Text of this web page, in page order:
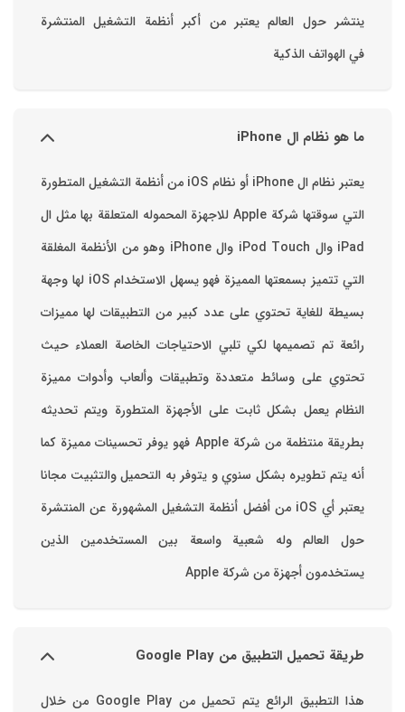
ينتشر حول العالم يعتبر من أكبر أنظمة التشغيل المنتشرة
في الهواتف الذكية
ما هو نظام ال iPhone
يعتبر نظام ال iPhone أو نظام iOS من أنظمة التشغيل المتطورة
التي سوقتها شركة Apple للاجهزة المحموله المتعلقة بها مثل ال
iPad وال iPod Touch وال iPhone وهو من الأنظمة المغلقة
التي تتميز بسمعتها المميزة فهو يسهل الاستخدام ‏iOS لها وجهة
بسيطة للغاية تحتوي على عدد كبير من التطبيقات لها مميزات
رائعة تم تصميمها لكي تلبي الاحتياجات الخاصة العملاء حيث
تحتوي على وسائط متعددة وتطبيقات وألعاب وأدوات مميزة
‏النظام يعمل بشكل ثابت على الأجهزة المتطورة ويتم تحديثه
بطريقة منتظمة من شركة Apple فهو يوفر تحسينات مميزة كما
أنه يتم تطويره بشكل سنوي و يتوفر به التحميل والتثبيت مجانا
‏يعتبر أي iOS من أفضل أنظمة التشغيل المشهورة عن المنتشرة
حول العالم وله شعبية واسعة بين المستخدمين الذين
يستخدمون أجهزة من شركة Apple
طريقة تحميل التطبيق من Google Play
هذا التطبيق الرائع يتم تحميل من Google Play من خلال